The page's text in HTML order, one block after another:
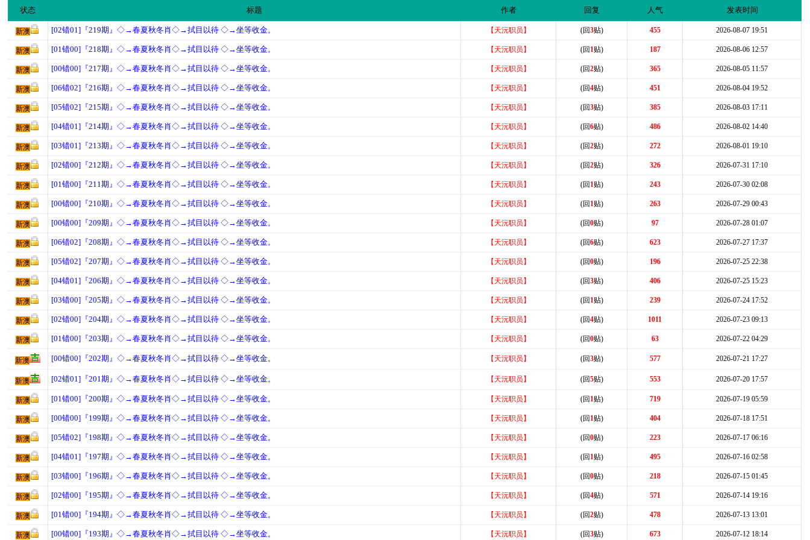
状态 标题 作者 回复 人气 发表时间
新澳 [02错01]『219期』◇→春夏秋冬肖◇→拭目以待 ◇→坐等收金。 【天沅职员】 (回3贴) 455 2026-08-07 19:51
新澳 [01错00]『218期』◇→春夏秋冬肖◇→拭目以待 ◇→坐等收金。 【天沅职员】 (回 1贴) 187 2026-08-06 12:57
新澳 [00错00]『217期』◇→春夏秋冬肖◇→拭目以待 ◇→坐等收金。 【天沅职员】 (回2贴) 365 2026-08-05 11:57
新澳 [06错02]『216期』◇→春夏秋冬肖◇→拭目以待 ◇→坐等收金。 【天沅职员】 (回4贴) 451 2026-08-04 19:52
新澳 [05错02]『215期』◇→春夏秋冬肖◇→拭目以待 ◇→坐等收金。 【天沅职员】 (回3贴) 385 2026-08-03 17:11
新澳 [04错01]『214期』◇→春夏秋冬肖◇→拭目以待 ◇→坐等收金。 【天沅职员】 (回6贴) 486 2026-08-02 14:40
新澳 [03错01]『213期』◇→春夏秋冬肖◇→拭目以待 ◇→坐等收金。 【天沅职员】 (回2贴) 272 2026-08-01 19:10
新澳 [02错00]『212期』◇→春夏秋冬肖◇→拭目以待 ◇→坐等收金。 【天沅职员】 (回2贴) 326 2026-07-31 17:10
新澳 [01错00]『211期』◇→春夏秋冬肖◇→拭目以待 ◇→坐等收金。 【天沅职员】 (回 1贴) 243 2026-07-30 02:08
新澳 [00错00]『210期』◇→春夏秋冬肖◇→拭目以待 ◇→坐等收金。 【天沅职员】 (回 1贴) 263 2026-07-29 00:43
新澳 [00错00]『209期』◇→春夏秋冬肖◇→拭目以待 ◇→坐等收金。 【天沅职员】 (回0贴) 97 2026-07-28 01:07
新澳 [06错02]『208期』◇→春夏秋冬肖◇→拭目以待 ◇→坐等收金。 【天沅职员】 (回6贴) 623 2026-07-27 17:37
新澳 [05错02]『207期』◇→春夏秋冬肖◇→拭目以待 ◇→坐等收金。 【天沅职员】 (回0贴) 196 2026-07-25 22:38
新澳 [04错01]『206期』◇→春夏秋冬肖◇→拭目以待 ◇→坐等收金。 【天沅职员】 (回3贴) 406 2026-07-25 15:23
新澳 [03错00]『205期』◇→春夏秋冬肖◇→拭目以待 ◇→坐等收金。 【天沅职员】 (回 1贴) 239 2026-07-24 17:52
新澳 [02错00]『204期』◇→春夏秋冬肖◇→拭目以待 ◇→坐等收金。 【天沅职员】 (回4贴) 1011 2026-07-23 09:13
新澳 [01错00]『203期』◇→春夏秋冬肖◇→拭目以待 ◇→坐等收金。 【天沅职员】 (回0贴) 63 2026-07-22 04:29
新澳 [00错00]『202期』◇→春夏秋冬肖◇→拭目以待 ◇→坐等收金。 【天沅职员】 (回3贴) 577 2026-07-21 17:27
新澳 [02错01]『201期』◇→春夏秋冬肖◇→拭目以待 ◇→坐等收金。 【天沅职员】 (回5贴) 553 2026-07-20 17:57
新澳 [01错00]『200期』◇→春夏秋冬肖◇→拭目以待 ◇→坐等收金。 【天沅职员】 (回 1贴) 719 2026-07-19 05:59
新澳 [00错00]『199期』◇→春夏秋冬肖◇→拭目以待 ◇→坐等收金。 【天沅职员】 (回 1贴) 404 2026-07-18 17:51
新澳 [05错02]『198期』◇→春夏秋冬肖◇→拭目以待 ◇→坐等收金。 【天沅职员】 (回0贴) 223 2026-07-17 06:16
新澳 [04错01]『197期』◇→春夏秋冬肖◇→拭目以待 ◇→坐等收金。 【天沅职员】 (回 1贴) 495 2026-07-16 02:58
新澳 [03错00]『196期』◇→春夏秋冬肖◇→拭目以待 ◇→坐等收金。 【天沅职员】 (回0贴) 218 2026-07-15 01:45
新澳 [02错00]『195期』◇→春夏秋冬肖◇→拭目以待 ◇→坐等收金。 【天沅职员】 (回4贴) 571 2026-07-14 19:16
新澳 [01错00]『194期』◇→春夏秋冬肖◇→拭目以待 ◇→坐等收金。 【天沅职员】 (回2贴) 478 2026-07-13 13:01
新澳 [00错00]『193期』◇→春夏秋冬肖◇→拭目以待 ◇→坐等收金。 【天沅职员】 (回3贴) 673 2026-07-12 18:14